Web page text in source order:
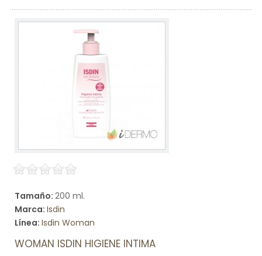
Tamaño: 200 ml.
Marca: Isdin
Línea: Isdin Woman
WOMAN ISDIN HIGIENE INTIMA